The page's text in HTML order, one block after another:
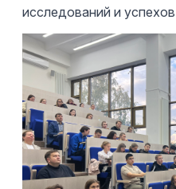
исследований и